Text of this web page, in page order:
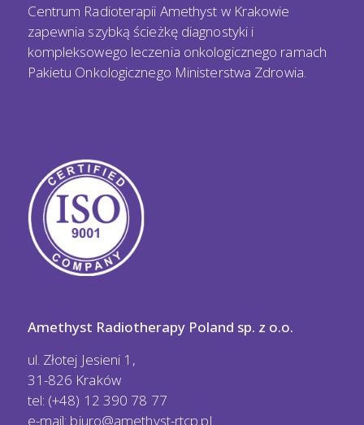
Centrum Radioterapii Amethyst w Krakowie
zapewnia szybką ścieżkę diagnostyki i
kompleksowego leczenia onkologicznego ramach
Pakietu Onkologicznego Ministerstwa Zdrowia.
Amethyst Radiotherapy Poland sp. z o.o.
ul. Złotej Jesieni 1,
31-826 Kraków
tel: (+48) 12 390 78 77
e-mail: biuro@amethyst-rtcp.pl